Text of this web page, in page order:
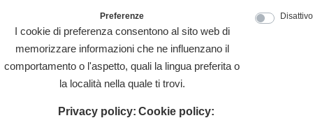
Preferenze
I cookie di preferenza consentono al sito web di
memorizzare informazioni che ne influenzano il
comportamento o l'aspetto, quali la lingua preferita o
la località nella quale ti trovi.
Privacy policy: Cookie policy:
Disattivo